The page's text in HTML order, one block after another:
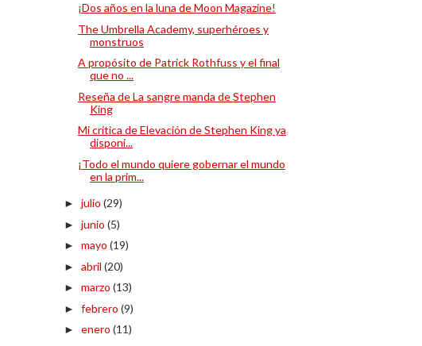
¡Dos años en la luna de Moon Magazine!
The Umbrella Academy, superhéroes y
monstruos
A propósito de Patrick Rothfuss y el final
que no ...
Reseña de La sangre manda de Stephen
King
Mi crítica de Elevación de Stephen King ya
disponi...
¡Todo el mundo quiere gobernar el mundo
en la prim...
► julio (29)
► junio (5)
► mayo (19)
► abril (20)
► marzo (13)
► febrero (9)
► enero (11)